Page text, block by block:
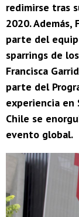
redimirse tras
2020. Además,
parte del
sparrings de
Francisca
parte del
experiencia en
Chile se
evento global.